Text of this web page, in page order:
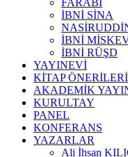
FARABİ
İBNİ SİNA
İBNİ
İBNİ RÜŞD
YAYINEVİ
KİTAP ÖNERİLERİ
AKADEMİK
KURULTAY
PANEL
KONFERANS
YAZARLAR
Ali İhsan